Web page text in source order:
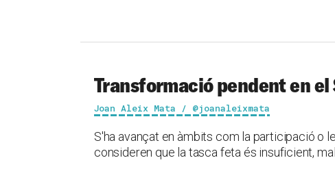
Transformació pendent en
Joan Aleix Mata / @joanaleixmata
S'ha avançat en àmbits com la participació o
consideren que la tasca feta és insuficient,